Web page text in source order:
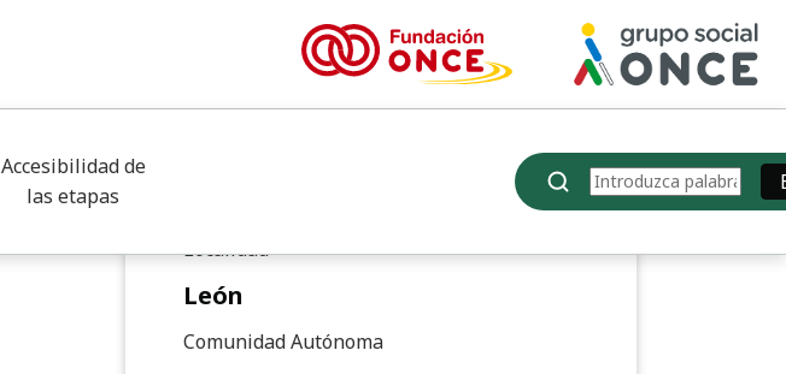
Accesibilidad de
las etapas
Buscar
Detalle de punto de interés:
Localidad
León
Comunidad Autónoma